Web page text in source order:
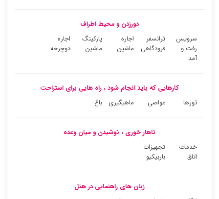
دورزدن و محیط اطراف
سرویس
رفت و
آمد
ترانسفر
فرودگاهی
اجاره
ماشین
پارکینگ
ماشین
اجاره
دوچرخه
کارهایی که باید انجام شود ، راه هایی برای استراحت
تورها
غواصی ماهیگیری باغ
ناهار خوری ، نوشیدن و میان وعده
خدمات
اتاق
تجهیزات
باربیکیو
زبان های راهنمایی در هتل